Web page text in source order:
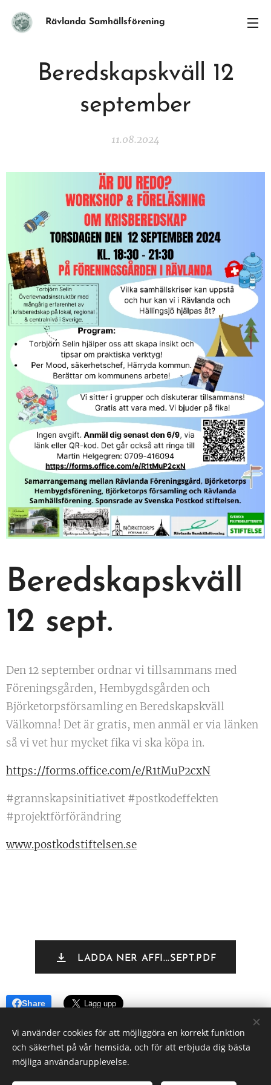
Rävlanda Samhällsförening
Beredskapskväll 12
september
11.08.2024
Beredskapskväll
12 sept.
Den 12 september ordnar vi tillsammans med
Föreningsgården, Hembygdsgården och
Björketorpsförsamling en Beredskapskväll
Välkomna! Det är gratis, men anmäl er via länken
så vi vet hur mycket fika vi ska köpa in.
https://forms.office.com/e/R1tMuP2cxN
#grannskapsinitiativet #postkodeffekten
#projektförförändring
www.postkodstiftelsen.se
LADDA NER AFFI...SEPT.PDF
Share
Rävlanda Samhällsförening
Vi använder cookies för att möjliggöra en korrekt funktion
och säkerhet på vår hemsida, och för att erbjuda dig bästa
möjliga användarupplevelse.